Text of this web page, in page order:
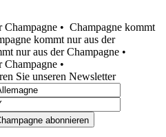
• Champagne kommt
kommt nur aus der
nur aus der Champagne •
•
Sie unseren Newsletter
abonnieren